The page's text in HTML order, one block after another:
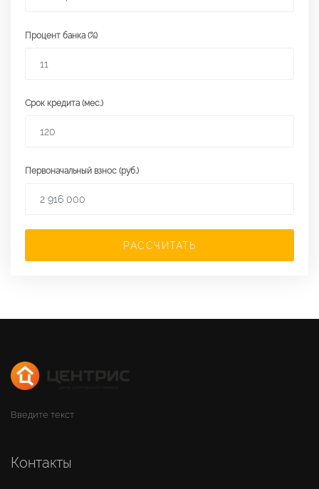
Процент банка (%)
Срок кредита (мес.)
Первоначальный взнос (руб.)
РАССЧИТАТЬ
Введите текст
Контакты